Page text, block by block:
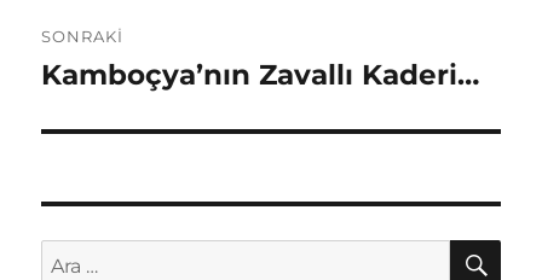
SONRAKI
Sonraki
Kamboçya’nın Zavallı Kaderi…
Ara: